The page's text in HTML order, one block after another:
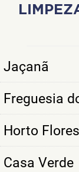
Jaçanã
Freguesia
Horto
Casa Verde